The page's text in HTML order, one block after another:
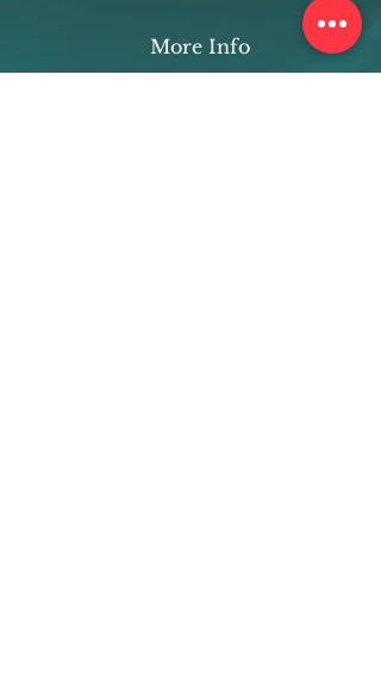
More Info